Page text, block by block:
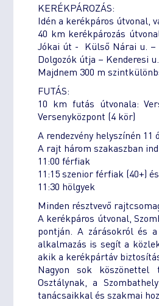
KERÉKPÁROZÁS:
Idén a kerékpáros útvonal,
40 km kerékpározás
Jókai út - Külső Nárai u. –
Dolgozók útja – Kenderesi u.
Majdnem 300 m
FUTÁS:
10 km futás útvonala:
Versenyközpont (4 kör)
A rendezvény helyszínén
A rajt három szakaszban
11:00 férfiak
11:15 szenior férfiak (40+)
11:30 hölgyek
Minden résztvevő
A kerékpáros útvonal,
pontján. A zárásokról és
alkalmazás is segít a
akik a kerékpártáv
Nagyon sok köszönettel
Osztálynak, a
tanácsaikkal és szakmai